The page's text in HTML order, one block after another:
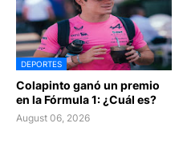
DEPORTES
Colapinto ganó un premio
en la Fórmula 1: ¿Cuál es?
August 06, 2026